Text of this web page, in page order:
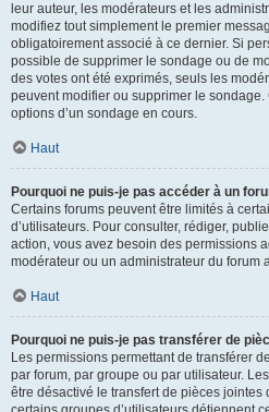
leur auteur, les modérateurs et les
modifiez tout simplement le premier
obligatoirement associé à ce dernier. Si
possible de supprimer le sondage ou de
des votes ont été exprimés, seuls les
peuvent modifier ou supprimer le
options d’un sondage en cours.
Haut
Pourquoi ne puis-je pas accéder à un
Certains forums peuvent être limités à
d’utilisateurs. Pour consulter, rédiger,
action, vous avez besoin des permissions
modérateur ou un administrateur du forum
Haut
Pourquoi ne puis-je pas transférer de
Les permissions permettant de transférer
par forum, par groupe ou par utilisateur.
être désactivé le transfert de pièces